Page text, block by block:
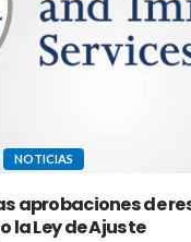
NOTICIAS
aprobaciones de
la Ley de Ajuste